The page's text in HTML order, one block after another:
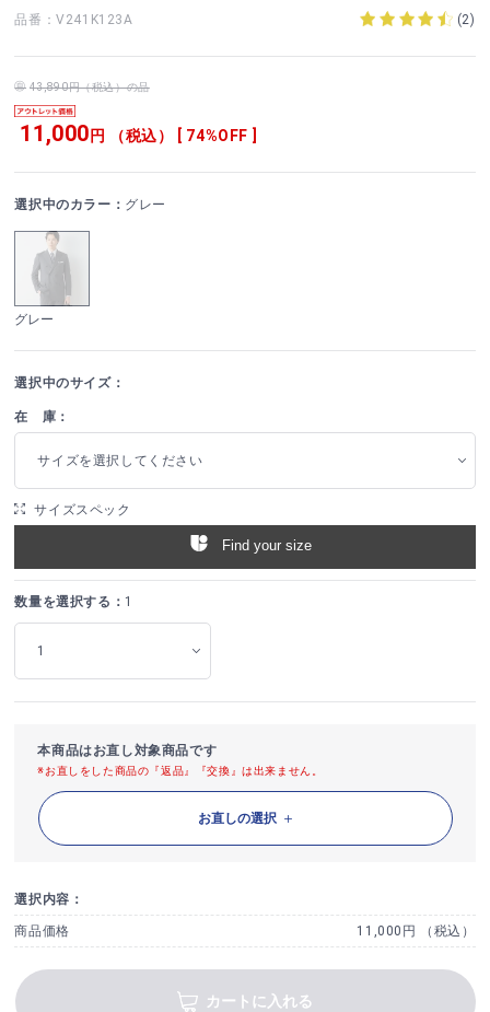
品番：V241K123A (2)
43,890円（税込）の品
11,000 円 （税込） [ 74%OFF ]
選択中のカラー： グレー
グレー
選択中のサイズ：
在 庫：
サイズを選択してください
サイズスペック
Find your size
数量を選択する： 1
本商品はお直し対象商品です
※お直しをした商品の『返品』『交換』は出来ません。
お直しの選択
選択内容：
商品価格 11,000円 （税込）
カートに入れる